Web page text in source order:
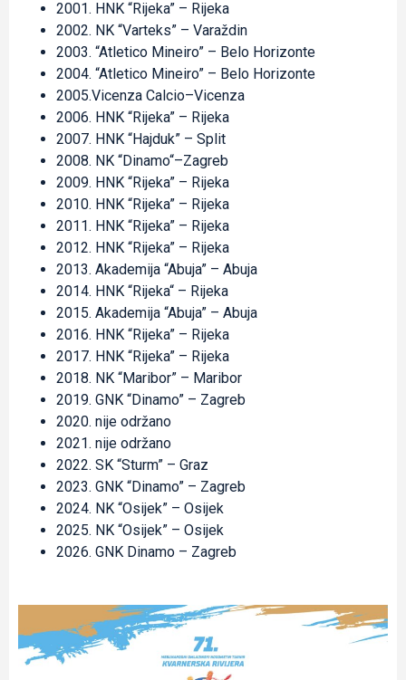
2001. HNK “Rijeka” – Rijeka
2002. NK “Varteks” – Varaždin
2003. “Atletico Mineiro” – Belo Horizonte
2004. “Atletico Mineiro” – Belo Horizonte
2005.Vicenza Calcio–Vicenza
2006. HNK “Rijeka” – Rijeka
2007. HNK “Hajduk” – Split
2008. NK “Dinamo“–Zagreb
2009. HNK “Rijeka” – Rijeka
2010. HNK “Rijeka” – Rijeka
2011. HNK “Rijeka” – Rijeka
2012. HNK “Rijeka” – Rijeka
2013. Akademija “Abuja” – Abuja
2014. HNK “Rijeka“ – Rijeka
2015. Akademija “Abuja” – Abuja
2016. HNK “Rijeka” – Rijeka
2017. HNK “Rijeka” – Rijeka
2018. NK “Maribor” – Maribor
2019. GNK “Dinamo” – Zagreb
2020. nije održano
2021. nije održano
2022. SK “Sturm” – Graz
2023. GNK “Dinamo” – Zagreb
2024. NK “Osijek” – Osijek
2025. NK “Osijek” – Osijek
2026. GNK Dinamo – Zagreb